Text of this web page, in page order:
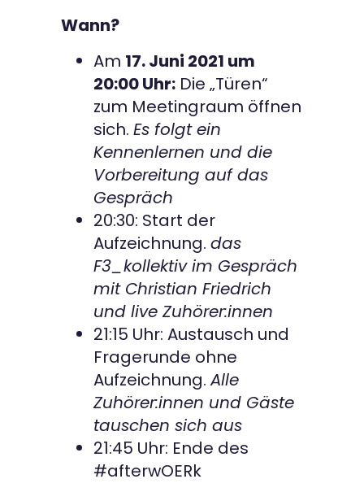
Wann?
Am 17. Juni 2021 um
20:00 Uhr: Die „Türen“
zum Meetingraum öffnen
sich. Es folgt ein
Kennenlernen und die
Vorbereitung auf das
Gespräch
20:30: Start der
Aufzeichnung. das
F3_kollektiv im Gespräch
mit Christian Friedrich
und live Zuhörer:innen
21:15 Uhr: Austausch und
Fragerunde ohne
Aufzeichnung.Alle
Zuhörer:innen und Gäste
tauschen sich aus
21:45 Uhr: Ende des
#afterwOERk